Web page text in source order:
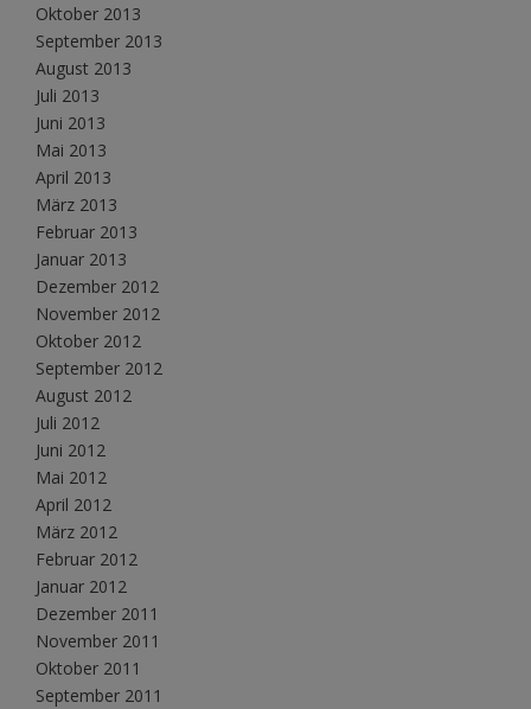
Oktober 2013
September 2013
August 2013
Juli 2013
Juni 2013
Mai 2013
April 2013
März 2013
Februar 2013
Januar 2013
Dezember 2012
November 2012
Oktober 2012
September 2012
August 2012
Juli 2012
Juni 2012
Mai 2012
April 2012
März 2012
Februar 2012
Januar 2012
Dezember 2011
November 2011
Oktober 2011
September 2011